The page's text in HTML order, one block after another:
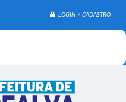
LOGIN / CADASTRO